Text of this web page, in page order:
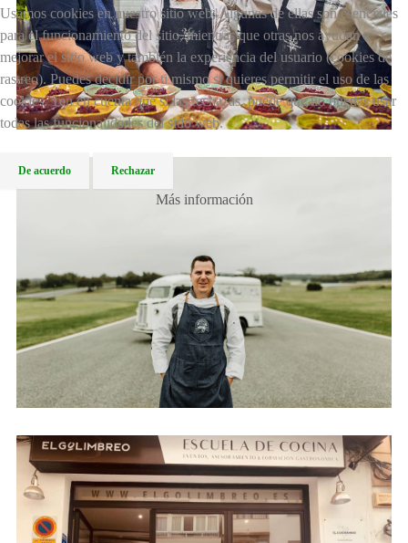
Usamos cookies en nuestro sitio web. Algunas de ellas son esenciales
para el funcionamiento del sitio, mientras que otras nos ayudan a
mejorar el sitio web y también la experiencia del usuario (cookies de
rastreo). Puedes decidir por ti mismo si quieres permitir el uso de las
cookies. Ten en cuenta que si las rechazas, puede que no puedas usar
todas las funcionalidades del sitio web.
De acuerdo Rechazar
Más información